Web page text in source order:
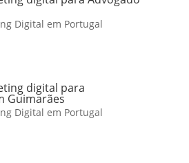
Digital em Portugal
digital para
Guimarães
Digital em Portugal